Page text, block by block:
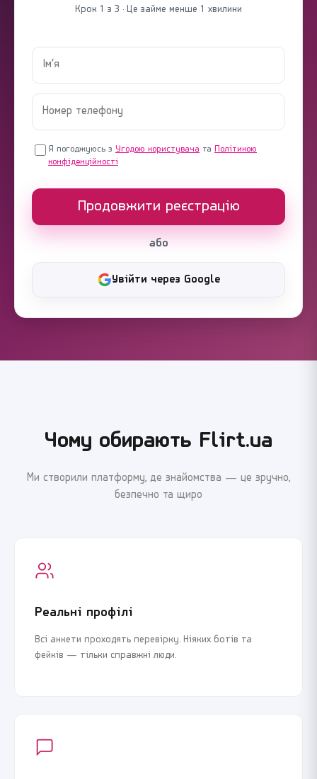
Крок 1 з 3 · Це займе менше 1 хвилини
Я погоджуюсь з Угодою користувача та Політикою
конфіденційності
Продовжити реєстрацію
або
Увійти через Google
Чому обирають Flirt.ua
Ми створили платформу, де знайомства — це зручно,
безпечно та щиро
Реальні профілі
Всі анкети проходять перевірку. Ніяких ботів та
фейків — тільки справжні люди.